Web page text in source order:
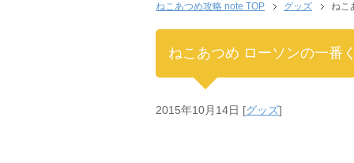
ねこあつめ攻略 note TOP グッズ ねこ
ねこあつめ ローソンの一番
2015年10月14日 [グッズ]